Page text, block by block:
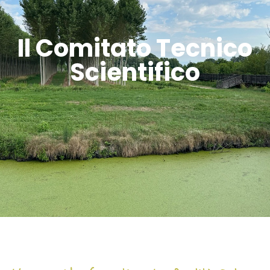
Il Comitato Tecnico
Scientifico